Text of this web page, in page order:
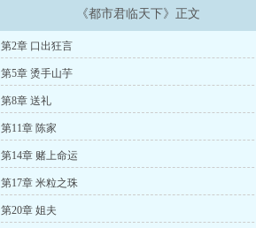
《都市君临天下》正文
第2章 口出狂言
第5章 烫手山芋
第8章 送礼
第11章 陈家
第14章 赌上命运
第17章 米粒之珠
第20章 姐夫